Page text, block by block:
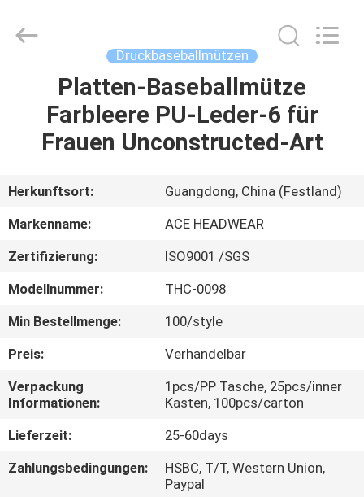
HAUS
PRODUKTE
ÜBER
UNS
FABRIK-
AUSFLUG
QUALITÄTSKONTROLLE
TRETEN
SIE
MIT
Ltd..
Druckbaseballmützen
Platten-Baseballmütze
Farbleere PU-Leder-6 für
Frauen Unconstructed-Art
Herkunftsort:
Guangdong, China (Festland)
Markenname:
ACE HEADWEAR
Zertifizierung:
ISO9001 /SGS
Modellnummer:
THC-0098
Min Bestellmenge:
100/style
Preis:
Verhandelbar
Verpackung
Informationen:
1pcs/PP Tasche, 25pcs/inner
Kasten, 100pcs/carton
Lieferzeit:
25-60days
Zahlungsbedingungen:
HSBC, T/T, Western Union,
Paypal